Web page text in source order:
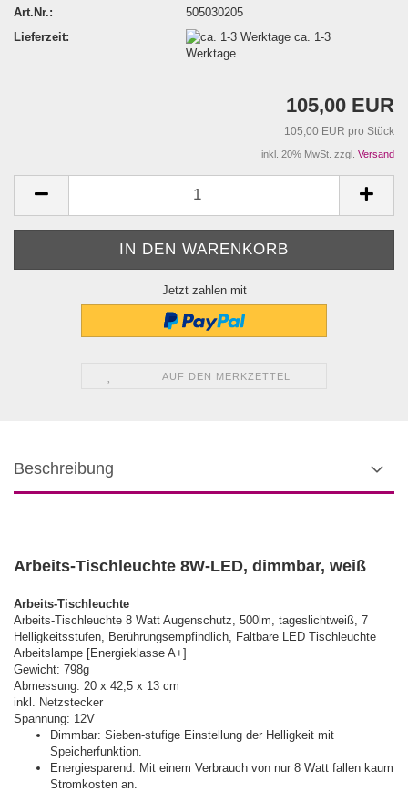
Art.Nr.:
505030205
Lieferzeit:
ca. 1-3
Werktage
105,00 EUR
105,00 EUR pro Stück
inkl. 20% MwSt. zzgl. Versand
Jetzt zahlen mit
AUF DEN MERKZETTEL
Beschreibung
Arbeits-Tischleuchte 8W-LED, dimmbar, weiß
Arbeits-Tischleuchte
Arbeits-Tischleuchte 8 Watt Augenschutz, 500lm, tageslichtweiß, 7
Helligkeitsstufen, Berührungsempfindlich, Faltbare LED Tischleuchte
Arbeitslampe [Energieklasse A+]
Gewicht: 798g
Abmessung: 20 x 42,5 x 13 cm
inkl. Netzstecker
Spannung: 12V
Dimmbar: Sieben-stufige Einstellung der Helligkeit mit
Speicherfunktion.
Energiesparend: Mit einem Verbrauch von nur 8 Watt fallen kaum
Stromkosten an.